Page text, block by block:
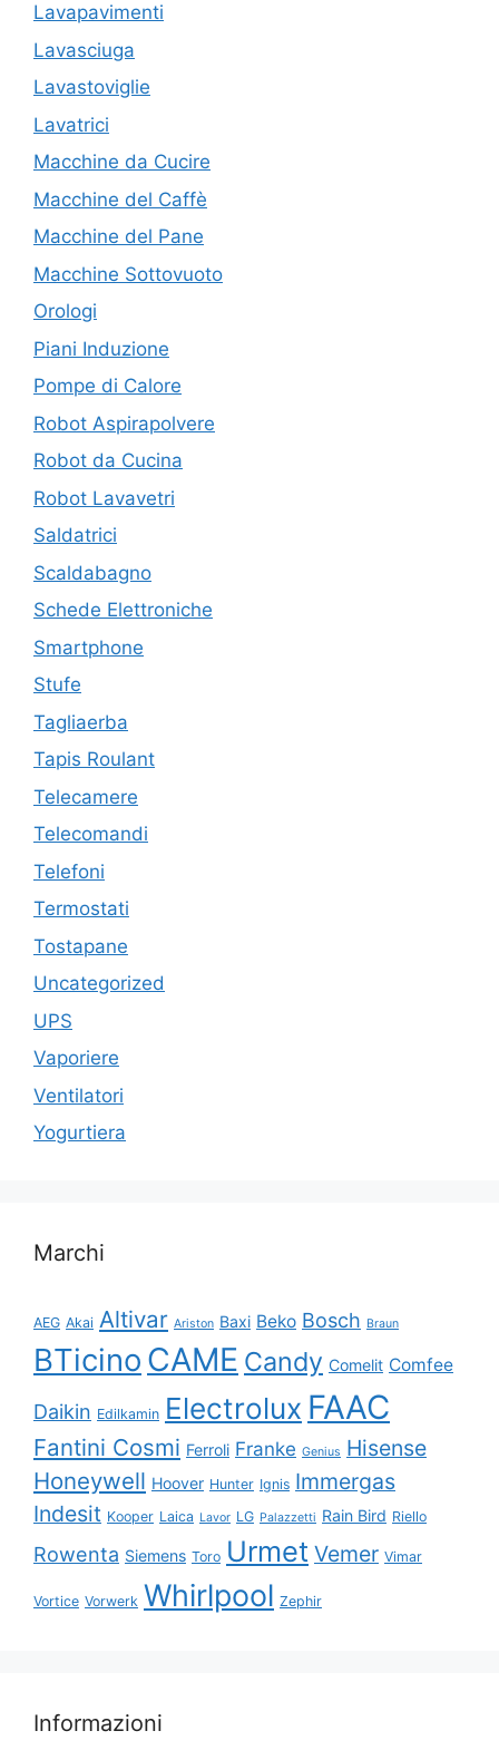
Lavapavimenti
Lavasciuga
Lavastoviglie
Lavatrici
Macchine da Cucire
Macchine del Caffè
Macchine del Pane
Macchine Sottovuoto
Orologi
Piani Induzione
Pompe di Calore
Robot Aspirapolvere
Robot da Cucina
Robot Lavavetri
Saldatrici
Scaldabagno
Schede Elettroniche
Smartphone
Stufe
Tagliaerba
Tapis Roulant
Telecamere
Telecomandi
Telefoni
Termostati
Tostapane
Uncategorized
UPS
Vaporiere
Ventilatori
Yogurtiera
Marchi
AEG Akai Altivar Ariston Baxi Beko Bosch Braun
BTicino CAME Candy Comelit Comfee
Daikin Edilkamin Electrolux FAAC
Fantini Cosmi Ferroli Franke Genius Hisense
Honeywell Hoover Hunter Ignis Immergas
Indesit Kooper Laica Lavor LG Palazzetti Rain Bird Riello
Rowenta Siemens Toro Urmet Vemer Vimar
Vortice Vorwerk Whirlpool Zephir
Informazioni